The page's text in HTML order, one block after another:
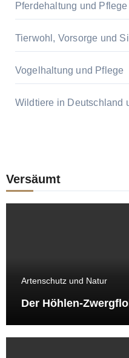
Pferdehaltung und Pflege
Tierwohl, Vorsorge und
Vogelhaltung und Pflege
Wildtiere in Deutschland
Versäumt
Artenschutz und Natur
Der Höhlen-